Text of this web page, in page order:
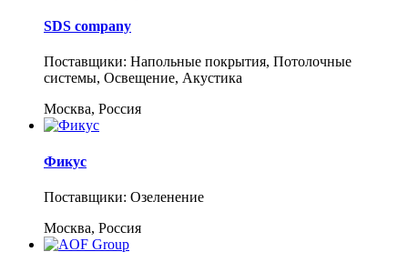
SDS company
Поставщики: Напольные покрытия, Потолочные
системы, Освещение, Акустика
Москва, Россия
Фикус
Поставщики: Озеленение
Москва, Россия